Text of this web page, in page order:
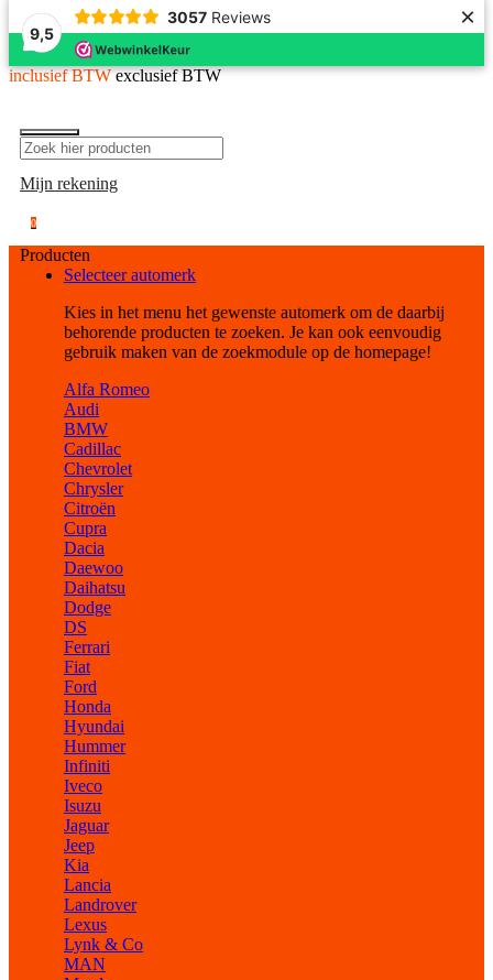
9,5
3057 Reviews ×
inclusief BTW exclusief BTW
Mijn rekening
0
Producten
Selecteer automerk
Kies in het menu het gewenste automerk om de daarbij
behorende producten te zoeken. Je kan ook eenvoudig
gebruik maken van de zoekmodule op de homepage!
Alfa Romeo
Audi
BMW
Cadillac
Chevrolet
Chrysler
Citroën
Cupra
Dacia
Daewoo
Daihatsu
Dodge
DS
Ferrari
Fiat
Ford
Honda
Hyundai
Hummer
Infiniti
Iveco
Isuzu
Jaguar
Jeep
Kia
Lancia
Landrover
Lexus
Lynk & Co
MAN